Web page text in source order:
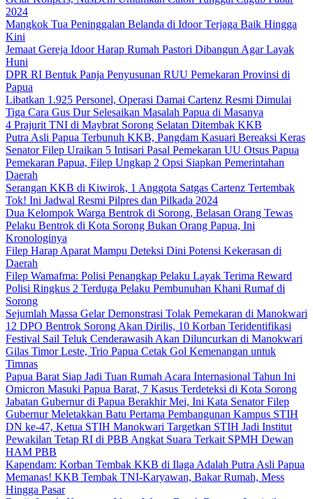
2024
Mangkok Tua Peninggalan Belanda di Idoor Terjaga Baik Hingga
Kini
Jemaat Gereja Idoor Harap Rumah Pastori Dibangun Agar Layak
Huni
DPR RI Bentuk Panja Penyusunan RUU Pemekaran Provinsi di
Papua
Libatkan 1.925 Personel, Operasi Damai Cartenz Resmi Dimulai
Tiga Cara Gus Dur Selesaikan Masalah Papua di Masanya
4 Prajurit TNI di Maybrat Sorong Selatan Ditembak KKB
Putra Asli Papua Terbunuh KKB, Pangdam Kasuari Bereaksi Keras
Senator Filep Uraikan 5 Intisari Pasal Pemekaran UU Otsus Papua
Pemekaran Papua, Filep Ungkap 2 Opsi Siapkan Pemerintahan
Daerah
Serangan KKB di Kiwirok, 1 Anggota Satgas Cartenz Tertembak
Tok! Ini Jadwal Resmi Pilpres dan Pilkada 2024
Dua Kelompok Warga Bentrok di Sorong, Belasan Orang Tewas
Pelaku Bentrok di Kota Sorong Bukan Orang Papua, Ini
Kronologinya
Filep Harap Aparat Mampu Deteksi Dini Potensi Kekerasan di
Daerah
Filep Wamafma: Polisi Penangkap Pelaku Layak Terima Reward
Polisi Ringkus 2 Terduga Pelaku Pembunuhan Khani Rumaf di
Sorong
Sejumlah Massa Gelar Demonstrasi Tolak Pemekaran di Manokwari
12 DPO Bentrok Sorong Akan Dirilis, 10 Korban Teridentifikasi
Festival Sail Teluk Cenderawasih Akan Diluncurkan di Manokwari
Gilas Timor Leste, Trio Papua Cetak Gol Kemenangan untuk
Timnas
Papua Barat Siap Jadi Tuan Rumah Acara Internasional Tahun Ini
Omicron Masuki Papua Barat, 7 Kasus Terdeteksi di Kota Sorong
Jabatan Gubernur di Papua Berakhir Mei, Ini Kata Senator Filep
Gubernur Meletakkan Batu Pertama Pembangunan Kampus STIH
DN ke-47, Ketua STIH Manokwari Targetkan STIH Jadi Institut
Pewakilan Tetap RI di PBB Angkat Suara Terkait SPMH Dewan
HAM PBB
Kapendam: Korban Tembak KKB di Ilaga Adalah Putra Asli Papua
Memanas! KKB Tembak TNI-Karyawan, Bakar Rumah, Mess
Hingga Pasar